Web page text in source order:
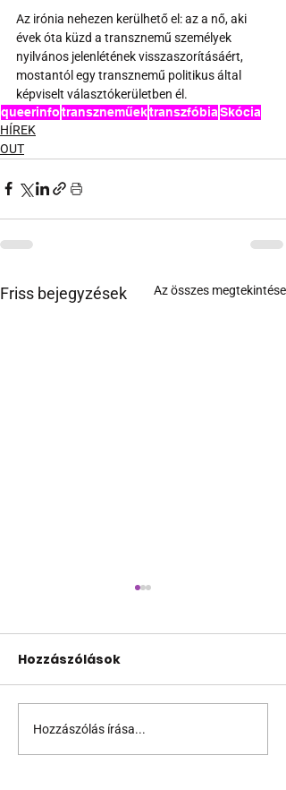
Az irónia nehezen kerülhető el: az a nő, aki
évek óta küzd a transznemű személyek
nyilvános jelenlétének visszaszorításáért,
mostantól egy transznemű politikus által
képviselt választókerületben él.
queerinfotranszneműektranszfóbiaSkócia
HÍREK
OUT
Friss bejegyzések Az összes megtekintése
A NOB hivatalosan
megtiltja a transz nők
Hozzászólások
Hozzászólás írása...